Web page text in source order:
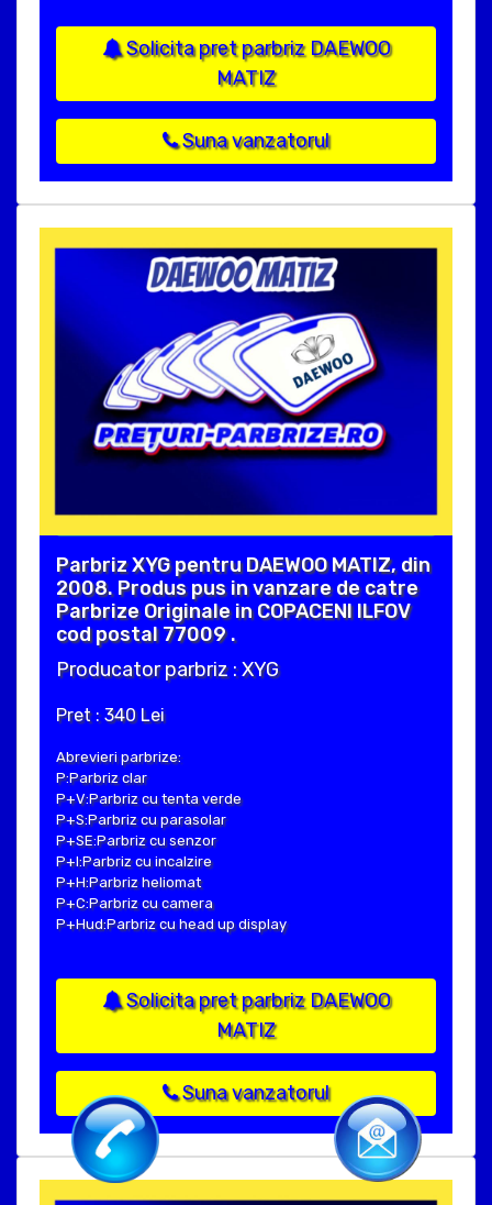
Solicita pret parbriz DAEWOO
MATIZ
Suna vanzatorul
Parbriz XYG pentru DAEWOO MATIZ, din
2008. Produs pus in vanzare de catre
Parbrize Originale in COPACENI ILFOV
cod postal 77009 .
Producator parbriz : XYG
Pret : 340 Lei
Abrevieri parbrize:
P:Parbriz clar
P+V:Parbriz cu tenta verde
P+S:Parbriz cu parasolar
P+SE:Parbriz cu senzor
P+I:Parbriz cu incalzire
P+H:Parbriz heliomat
P+C:Parbriz cu camera
P+Hud:Parbriz cu head up display
Solicita pret parbriz DAEWOO
MATIZ
Suna vanzatorul